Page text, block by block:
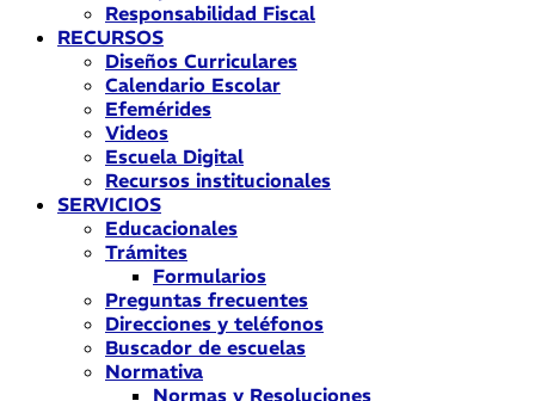
Responsabilidad Fiscal
RECURSOS
Diseños Curriculares
Calendario Escolar
Efemérides
Videos
Escuela Digital
Recursos institucionales
SERVICIOS
Educacionales
Trámites
Formularios
Preguntas frecuentes
Direcciones y teléfonos
Buscador de escuelas
Normativa
Normas y Resoluciones